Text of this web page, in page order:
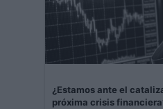
¿Estamos ante el
próxima crisis